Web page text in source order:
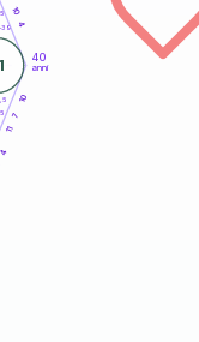
40
anni
39
10
4
10
7
11
4